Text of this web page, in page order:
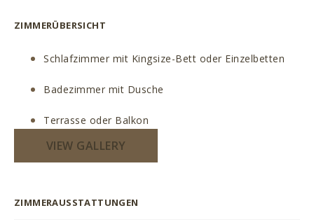
ZIMMERÜBERSICHT
Schlafzimmer mit Kingsize-Bett oder Einzelbetten
Badezimmer mit Dusche
Terrasse oder Balkon
VIEW GALLERY
ZIMMERAUSSTATTUNGEN